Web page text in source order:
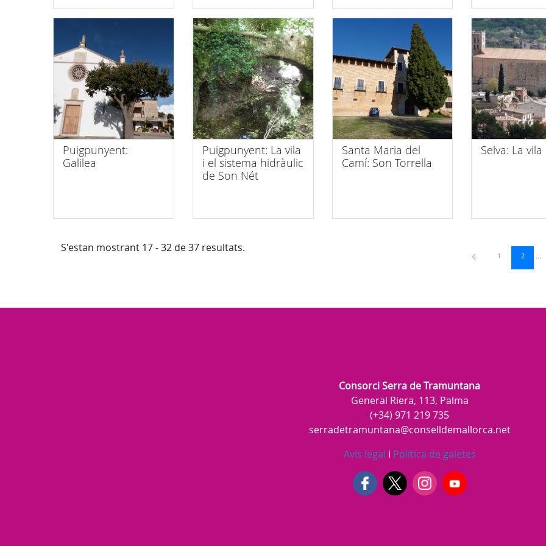
Puigpunyent:
Galilea
Puigpunyent: La vila
i el sistema hidràulic
de Son Nét
Santa Maria del
Camí: Son Torrella
Selva: La vila
S'estan mostrant 17 - 32 de 37 resultats.
Pàgina
1 Pàgina
2
Consorci Serra de Tramuntana
General Riera, 113, Palma
(+34) 971 219 735
serradetramuntana@conselldemallorca.net
Avís legal i Política de galetes